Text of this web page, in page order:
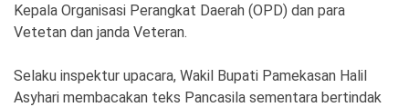
Wisata
Indeks Birokrasi
Kepala Organisasi Perangkat Daerah (OPD) dan para
Vetetan dan janda Veteran.
Selaku inspektur upacara, Wakil Bupati Pamekasan Halil
Asyhari membacakan teks Pancasila sementara bertindak